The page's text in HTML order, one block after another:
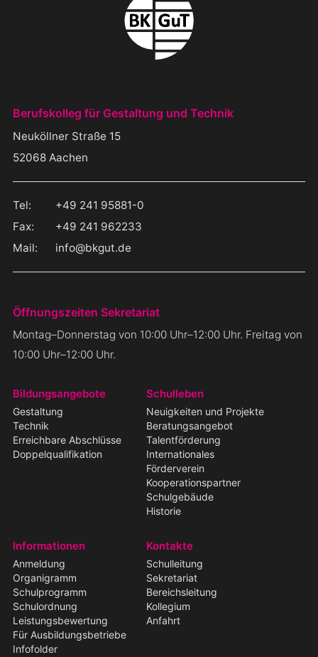
BERUFSKOLLEG FÜR GESTALTUNG
Berufskolleg für Gestaltung und Technik
Neuköllner Straße 15
52068 Aachen
Deutschland
Tel:
+49 241 95881-0
Fax:
+49 241 962233
Mail:
info@bkgut.de
Öffnungszeiten Sekretariat
Montag–Donnerstag von 10:00 Uhr–12:00 Uhr. Freitag von
10:00 Uhr–12:00 Uhr.
Navigation
überspringen
Bildungsangebote
Gestaltung
Technik
Erreichbare Abschlüsse
Doppelqualifikation
Schulleben
Neuigkeiten und Projekte
Beratungsangebot
Talentförderung
Internationales
Förderverein
Kooperationspartner
Schulgebäude
Historie
Informationen
Anmeldung
Organigramm
Schulprogramm
Schulordnung
Leistungsbewertung
Für Ausbildungsbetriebe
Infofolder
Kontakte
Schulleitung
Sekretariat
Bereichsleitung
Kollegium
Anfahrt